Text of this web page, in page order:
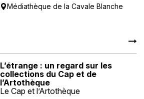
Médiathèque de la Cavale Blanche
L’étrange : un regard sur les
collections du Cap et de
l’Artothèque
Le Cap et l’Artothèque